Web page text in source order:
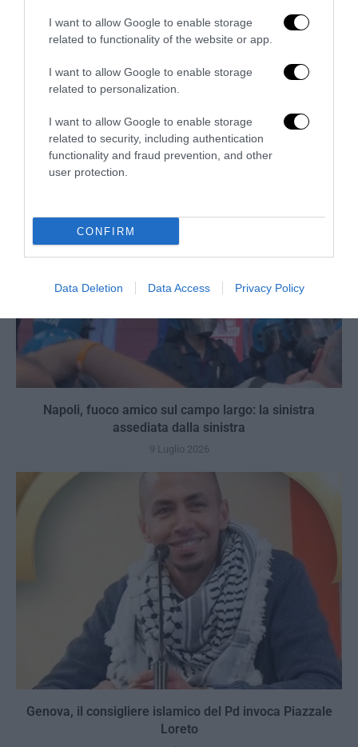
I want to allow Google to enable storage
related to functionality of the website or app.
I want to allow Google to enable storage
related to personalization.
I want to allow Google to enable storage
related to security, including authentication
functionality and fraud prevention, and other
user protection.
CONFIRM
Data Deletion Data Access Privacy Policy
preferenze, restano i soliti privilegi
15 Luglio 2026
Napoli, fuoco amico sul campo largo: la sinistra
assediata dalla sinistra
9 Luglio 2026
Genova, il consigliere islamico del Pd invoca Piazzale
Loreto